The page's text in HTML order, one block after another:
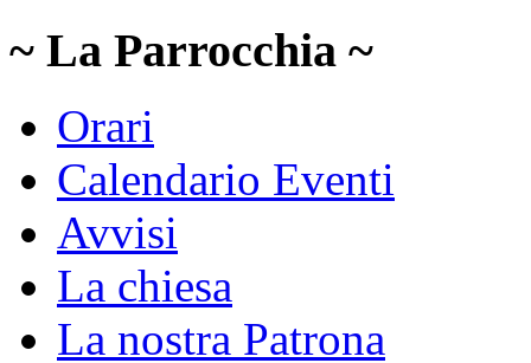
~ La Parrocchia ~
Orari
Calendario Eventi
Avvisi
La chiesa
La nostra Patrona